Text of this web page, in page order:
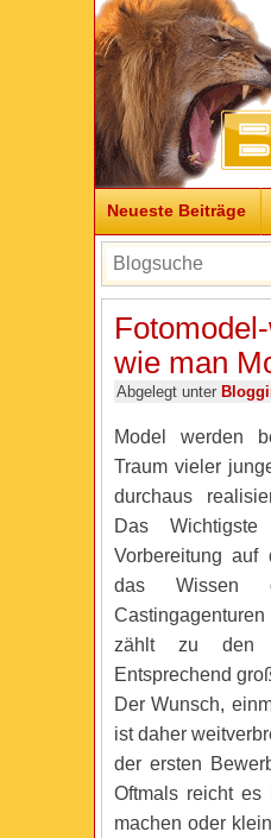
Neueste Beiträge
wie man
Abgelegt unter
Model werden
Traum vieler
durchaus
Das
Vorbereitung auf
das Wissen
zählt zu den
Entsprechend
Der Wunsch,
ist daher
der ersten
Oftmals reicht
machen oder